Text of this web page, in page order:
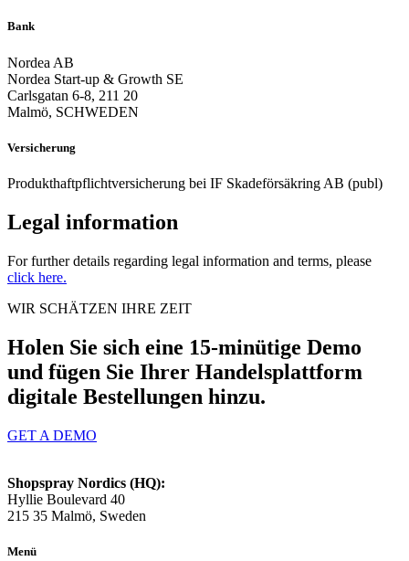
Bank
Nordea AB
Nordea Start-up & Growth SE
Carlsgatan 6-8, 211 20
Malmö, SCHWEDEN
Versicherung
Produkthaftpflichtversicherung bei IF Skadeförsäkring AB (publ)
Legal information
For further details regarding legal information and terms, please
click here.
WIR SCHÄTZEN IHRE ZEIT
Holen Sie sich eine 15-minütige Demo
und fügen Sie Ihrer Handelsplattform
digitale Bestellungen hinzu.
GET A DEMO
Shopspray Nordics (HQ):
Hyllie Boulevard 40
215 35 Malmö, Sweden
Menü